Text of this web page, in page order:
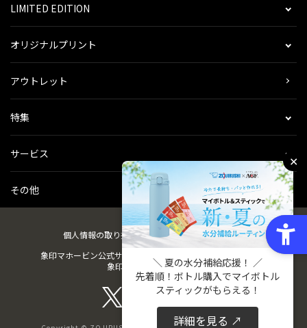
LIMITED EDITION
オリジナルプリント
アウトレット
特集
サービス
その他
個人情報の取り扱い会社概要ご利用規約会員規約
象印マホービン公式サイト
象印パーツダイレクト
✕
＼ 夏の水分補給応援！ ／
先着順！ボトル購入でマイボトル
スティックがもらえる！
詳細を見る ↗